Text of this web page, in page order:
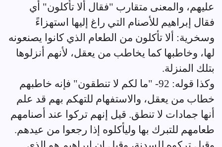
عليهم، والمعنى متقارب "فقال ألا تأكلون" أي
فقال إبراهيم للأصنام التي راغ إليها استهزاءً
وسخرية: ألا تأكلون من الطعام الذي كانوا يصنعونه
لها، وخاطبها كما يخاطب من يعقل، لأنهم أنزلوها
بتلك المنزلة.
وكذا قوله: 92- "ما لكم لا تنطقون" فإنه خاطبهم
خطاب من يعقل، والاستفهام للتهكم بهم قد علم
أنها جمادات لا تنطق. قيل إنهم تركوا عند أصنامهم
طعامهم للتبرك بها وليأكلوه إذا رجعوا من عيدهم.